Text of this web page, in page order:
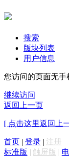
搜索
版块列表
用户信息
您访问的页面无手
继续访问
返回上一页
[ 点击这里返回上
首页 | 登录 | 注册
标准版 | 触屏版 |